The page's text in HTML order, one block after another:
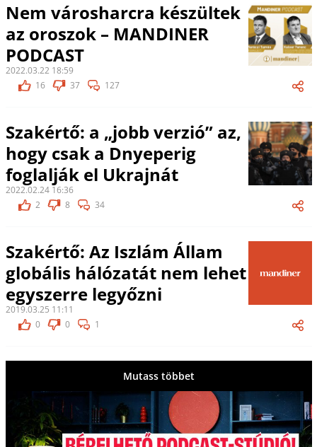
Nem városharcra készültek
az oroszok – MANDINER
PODCAST
2022.03.22 18:59
16
37 127
Szakértő: a „jobb verzió” az,
hogy csak a Dnyeperig
foglalják el Ukrajnát
2022.02.24 16:36
2
8 34
Szakértő: Az Iszlám Állam
globális hálózatát nem lehet
egyszerre legyőzni
2019.03.25 11:11
0
0 1
Mutass többet